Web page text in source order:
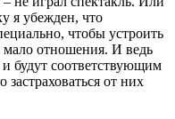
я убежден, что
чтобы устроить
отношения. И ведь
будут соответствующим
от них